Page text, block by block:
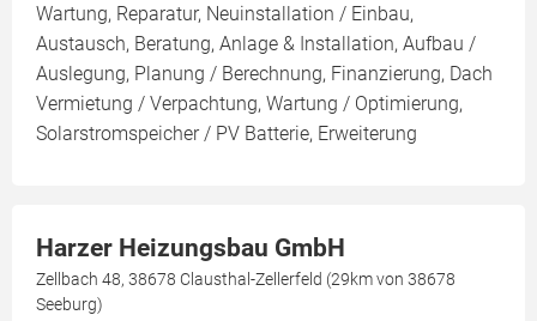
Wartung, Reparatur, Neuinstallation / Einbau,
Austausch, Beratung, Anlage & Installation, Aufbau /
Auslegung, Planung / Berechnung, Finanzierung, Dach
Vermietung / Verpachtung, Wartung / Optimierung,
Solarstromspeicher / PV Batterie, Erweiterung
Harzer Heizungsbau GmbH
Zellbach 48, 38678 Clausthal-Zellerfeld (29km von 38678
Seeburg)